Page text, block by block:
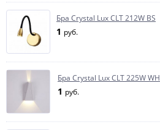
Бра Crystal Lux CLT 212W BS
1 руб.
Бра Crystal Lux CLT 225W WH
1 руб.